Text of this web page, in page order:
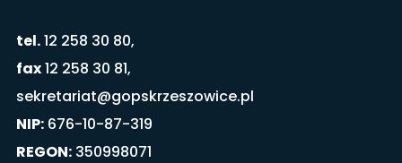
tel.12 258 30 80,
fax12 258 30 81,
sekretariat@gopskrzeszowice.pl
NIP:676-10-87-319
REGON:350998071